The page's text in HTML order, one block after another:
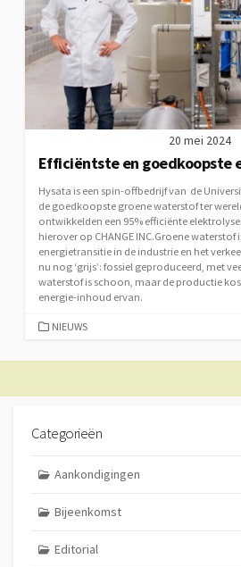
20 mei 2024
Efficiëntste en goedkoopste
Hysata is een spin-offbedrijf van de
de goedkoopste groene waterstof ter
ontwikkelden een 95% efficiënte
hierover op CHANGE INC.Groene
energietransitie in de industrie en het
nu nog ‘grijs’: fossiel geproduceerd, met
waterstof is schoon, maar de productie
energie-inhoud ervan.
CATEGORIEËN
NIEUWS
Categorieën
Aankondigingen
Bijeenkomst
Editorial